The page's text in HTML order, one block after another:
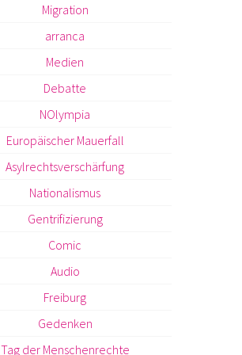
Migration
arranca
Medien
Debatte
NOlympia
Europäischer Mauerfall
Asylrechtsverschärfung
Nationalismus
Gentrifizierung
Comic
Audio
Freiburg
Gedenken
Tag der Menschenrechte